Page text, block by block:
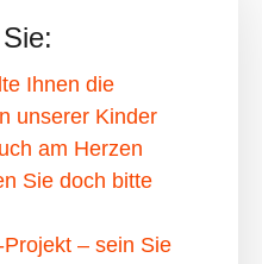
Ihnen die
unserer Kinder
am Herzen
Sie doch bitte
– sein Sie